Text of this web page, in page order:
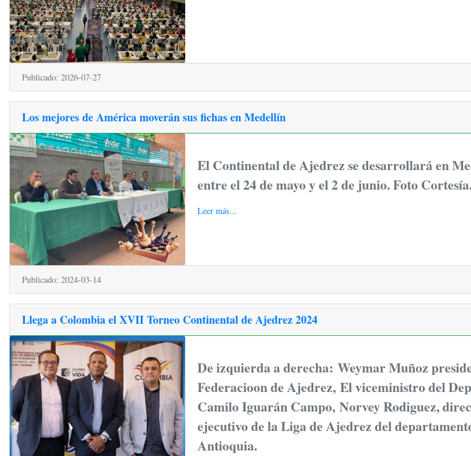
Publicado: 2026-07-27
Los mejores de América moverán sus fichas en Medellín
El Continental de Ajedrez se desarrollará en
entre el 24 de mayo y el 2 de junio. Foto
Leer más...
Publicado: 2024-03-14
Llega a Colombia el XVII Torneo Continental de Ajedrez 2024
De izquierda a derecha: Weymar Muñoz
Federacioon de Ajedrez, El viceministro del
Camilo Iguarán Campo, Norvey Rodiguez,
ejecutivo de la Liga de Ajedrez del
Antioquia.